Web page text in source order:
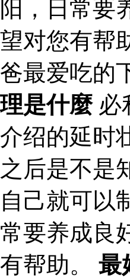
阳，日常要
望对您有帮
爸最爱吃的
理是什麼必
介绍的延时
之后是不是
自己就可以
常要养成良
有帮助。 最